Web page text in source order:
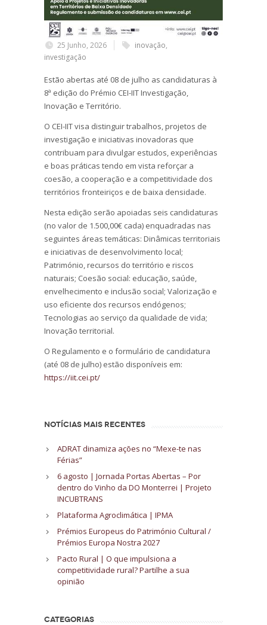
25 Junho, 2026 inovação,
investigação
Estão abertas até 08 de julho as candidaturas à
8ª edição do Prémio CEI-IIT Investigação,
Inovação e Território.
O CEI-IIT visa distinguir trabalhos, projetos de
investigação e iniciativas inovadoras que
contribuam para divulgar estudos, experiências
e boas práticas tendo em vista reforçar a
coesão, a cooperação e a competitividade dos
territórios fronteiriços e de baixa densidade.
Nesta edição serão apoiadas seis candidaturas
(no valor de 1.500,00€ cada) enquadradas nas
seguintes áreas temáticas: Dinâmicas territoriais
e iniciativas de desenvolvimento local;
Património, recursos do território e riscos
naturais; Coesão social: educação, saúde,
envelhecimento e inclusão social; Valorização e
uso eficiente dos recursos endógenos;
Tecnologias ao serviço da qualidade de vida;
Inovação territorial.
O Regulamento e o formulário de candidatura
(até 08 de julho) estão disponíveis em:
https://iit.cei.pt/
NOTÍCIAS MAIS RECENTES
ADRAT dinamiza ações no “Mexe-te nas
Férias”
6 agosto | Jornada Portas Abertas – Por
dentro do Vinho da DO Monterrei | Projeto
INCUBTRANS
Plataforma Agroclimática | IPMA
Prémios Europeus do Património Cultural /
Prémios Europa Nostra 2027
Pacto Rural | O que impulsiona a
competitividade rural? Partilhe a sua
opinião
CATEGORIAS